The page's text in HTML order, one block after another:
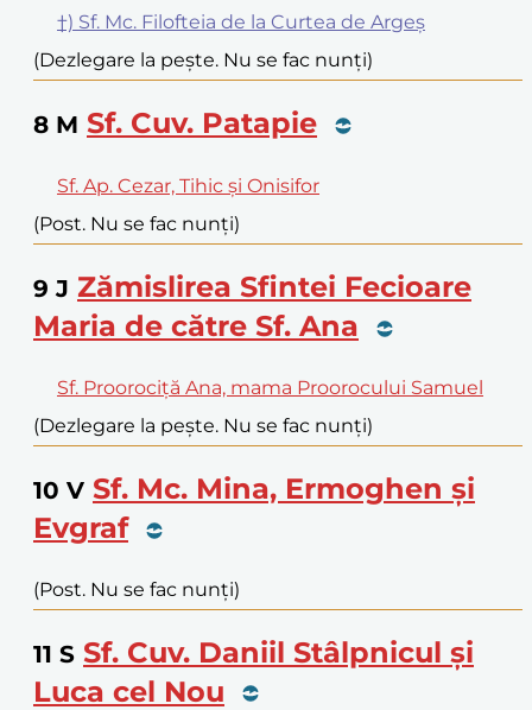
†) Sf. Mc. Filofteia de la Curtea de Argeș
(Dezlegare la pește. Nu se fac nunți)
8 M Sf. Cuv. Patapie
Sf. Ap. Cezar, Tihic și Onisifor
(Post. Nu se fac nunți)
9 J Zămislirea Sfintei Fecioare
Maria de către Sf. Ana
Sf. Proorociță Ana, mama Proorocului Samuel
(Dezlegare la pește. Nu se fac nunți)
10 V Sf. Mc. Mina, Ermoghen și
Evgraf
(Post. Nu se fac nunți)
11 S Sf. Cuv. Daniil Stâlpnicul și
Luca cel Nou